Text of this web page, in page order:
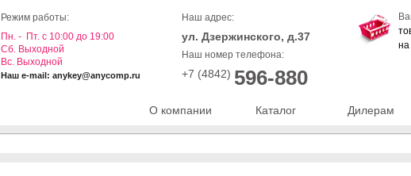
О компании Каталог Дилерам
Режим работы:
Пн. - Пт. с 10:00 до 19:00
Cб. Выходной
Вс. Выходной
Наш e-mail: anykey@anycomp.ru
Наш адрес:
ул. Дзержинского, д.37
Наш номер телефона:
+7 (4842) 596-880
на